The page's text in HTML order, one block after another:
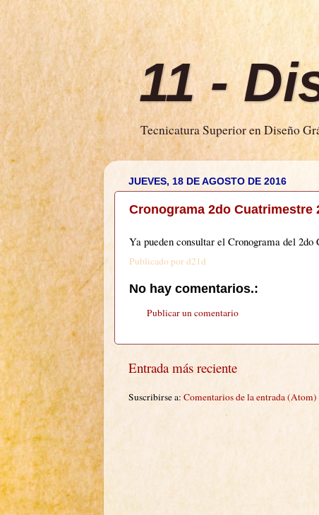
11 -
Tecnicatura Superior en Diseño
JUEVES, 18 DE AGOSTO DE 2016
Cronograma 2do Cuatrimestre
Ya pueden consultar el Cronograma del
Publicado pord21d
No hay comentarios.:
Publicar un comentario
Entrada más reciente
Suscribirse a: Comentarios de la entrada (Atom)